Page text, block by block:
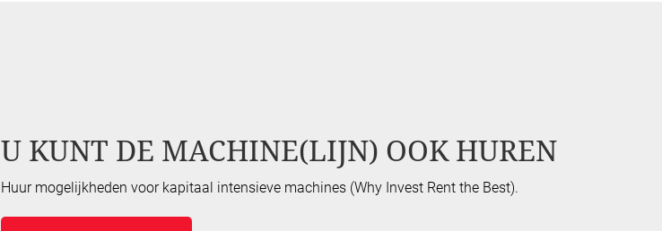
U KUNT DE MACHINE(LIJN) OOK HUREN
Huur mogelijkheden voor kapitaal intensieve machines (Why Invest Rent the Best).